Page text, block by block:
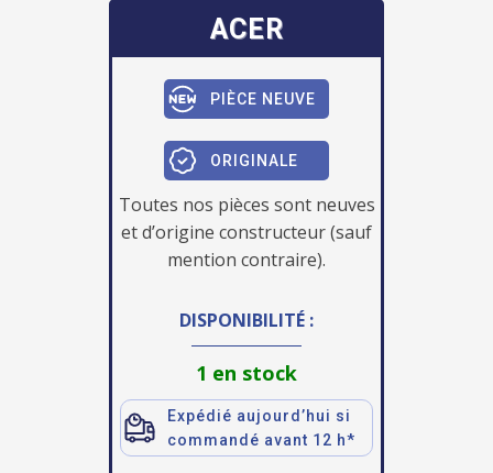
ACER
PIÈCE NEUVE
ORIGINALE
Toutes nos pièces sont neuves
et d’origine constructeur (sauf
mention contraire).
DISPONIBILITÉ :
1 en stock
Expédié aujourd’hui si
commandé avant 12 h*